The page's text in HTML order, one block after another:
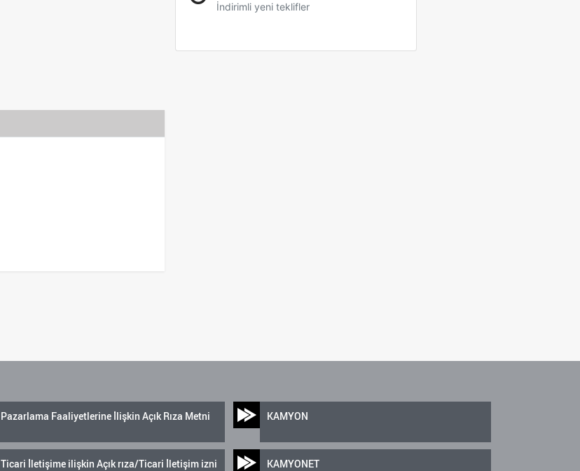
İndirimli yeni teklifler
Pazarlama Faaliyetlerine İlişkin Açık Rıza Metni
Ticari İletişime ilişkin Açık rıza/Ticari İletişim izni
KAMYON
KAMYONET